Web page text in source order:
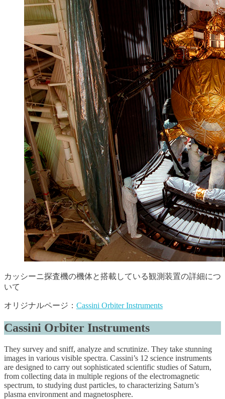
カッシーニ探査機の機体と搭載している観測装置の詳細につ
いて
オリジナルページ： Cassini Orbiter Instruments
Cassini Orbiter Instruments
They survey and sniff, analyze and scrutinize. They take stunning
images in various visible spectra. Cassini’s 12 science instruments
are designed to carry out sophisticated scientific studies of Saturn,
from collecting data in multiple regions of the electromagnetic
spectrum, to studying dust particles, to characterizing Saturn’s
plasma environment and magnetosphere.